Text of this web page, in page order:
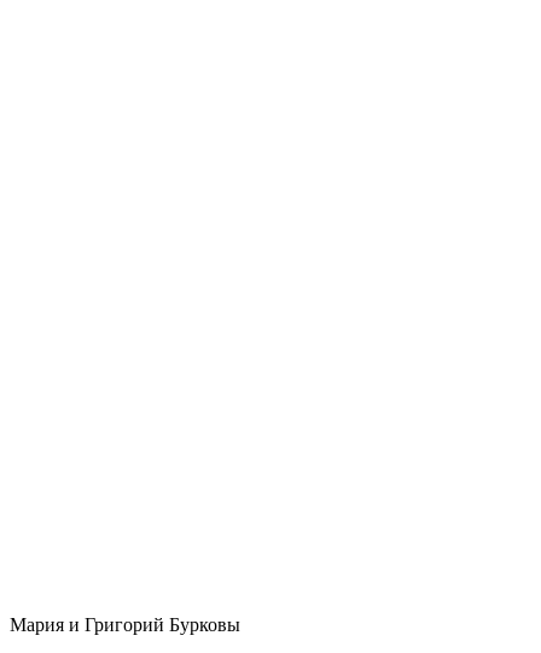
Мария и Григорий Бурковы